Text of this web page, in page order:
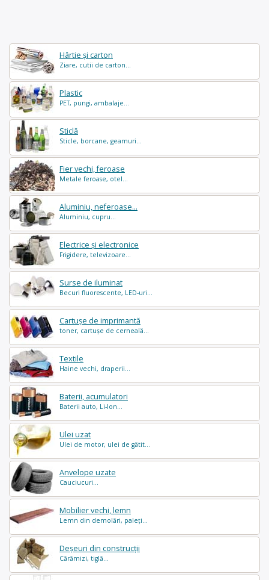
Hârtie și carton
Ziare, cutii de carton...
Plastic
PET, pungi, ambalaje...
Sticlă
Sticle, borcane, geamuri...
Fier vechi, feroase
Metale feroase, otel...
Aluminiu, neferoase...
Aluminiu, cupru...
Electrice și electronice
Frigidere, televizoare...
Surse de iluminat
Becuri fluorescente, LED-uri...
Cartușe de imprimantă
toner, cartușe de cerneală...
Textile
Haine vechi, draperii...
Baterii, acumulatori
Baterii auto, Li-Ion...
Ulei uzat
Ulei de motor, ulei de gătit...
Anvelope uzate
Cauciucuri...
Mobilier vechi, lemn
Lemn din demolări, paleți...
Deșeuri din construcții
Cărămizi, tiglă...